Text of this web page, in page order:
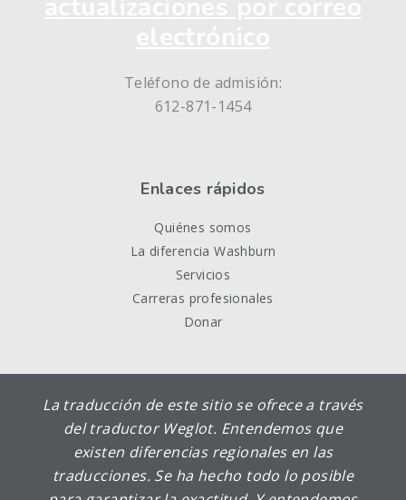
Teléfono de admisión:
612-871-1454
Enlaces rápidos
Quiénes somos
La diferencia Washburn
Servicios
Carreras profesionales
Donar
La traducción de este sitio se ofrece a través
del traductor Weglot. Entendemos que
existen diferencias regionales en las
traducciones. Se ha hecho todo lo posible